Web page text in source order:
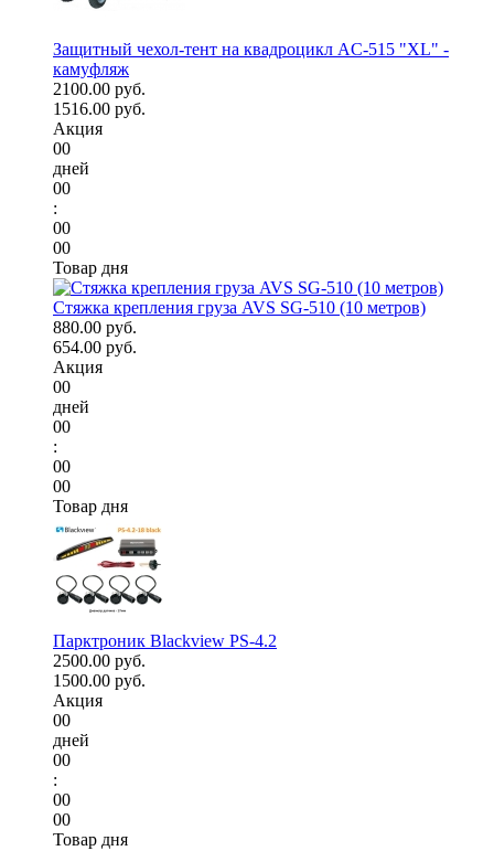
Защитный чехол-тент на квадроцикл AC-515 "XL" -
камуфляж
2100.00 руб.
1516.00 руб.
Акция
00
дней
00
:
00
00
Товар дня
Стяжка крепления груза AVS SG-510 (10 метров)
880.00 руб.
654.00 руб.
Акция
00
дней
00
:
00
00
Товар дня
Парктроник Blackview PS-4.2
2500.00 руб.
1500.00 руб.
Акция
00
дней
00
:
00
00
Товар дня